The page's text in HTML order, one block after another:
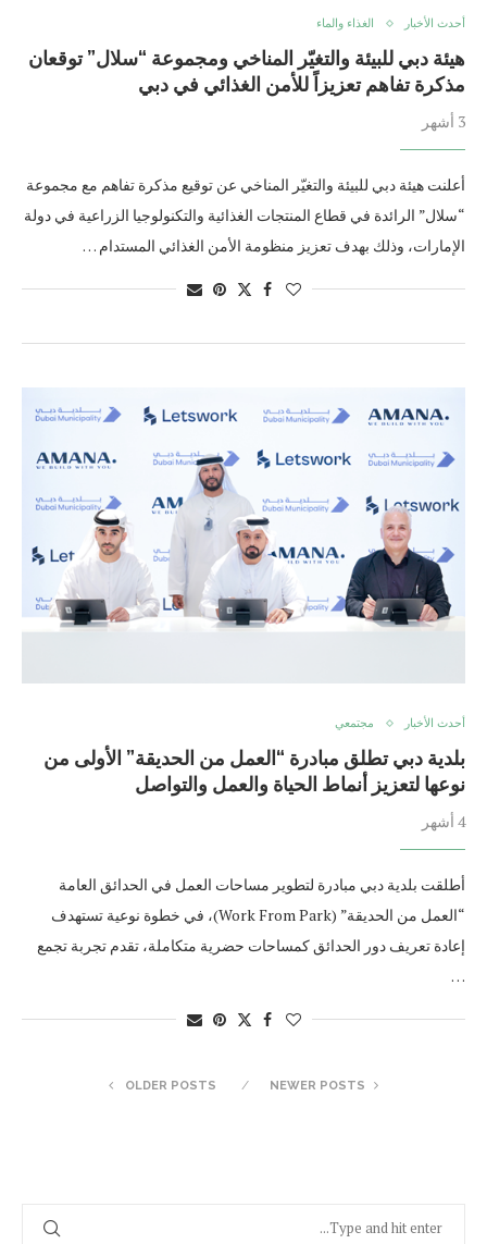
أحدث الأخبار الغذاء والماء
هيئة دبي للبيئة والتغيّر المناخي ومجموعة “سلال” توقعان
مذكرة تفاهم تعزيزاً للأمن الغذائي في دبي
3 أشهر
أعلنت هيئة دبي للبيئة والتغيّر المناخي عن توقيع مذكرة تفاهم مع مجموعة
“سلال” الرائدة في قطاع المنتجات الغذائية والتكنولوجيا الزراعية في دولة
الإمارات، وذلك بهدف تعزيز منظومة الأمن الغذائي المستدام …
أحدث الأخبار مجتمعي
بلدية دبي تطلق مبادرة “العمل من الحديقة” الأولى من
نوعها لتعزيز أنماط الحياة والعمل والتواصل
4 أشهر
أطلقت بلدية دبي مبادرة لتطوير مساحات العمل في الحدائق العامة
“العمل من الحديقة” (Work From Park)، في خطوة نوعية تستهدف
إعادة تعريف دور الحدائق كمساحات حضرية متكاملة، تقدم تجربة تجمع
…
NEWER POSTS
OLDER POSTS